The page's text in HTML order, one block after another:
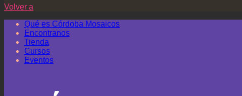
Volver a
Qué es Córdoba Mosaicos
Encontranos
Tienda
Cursos
Eventos